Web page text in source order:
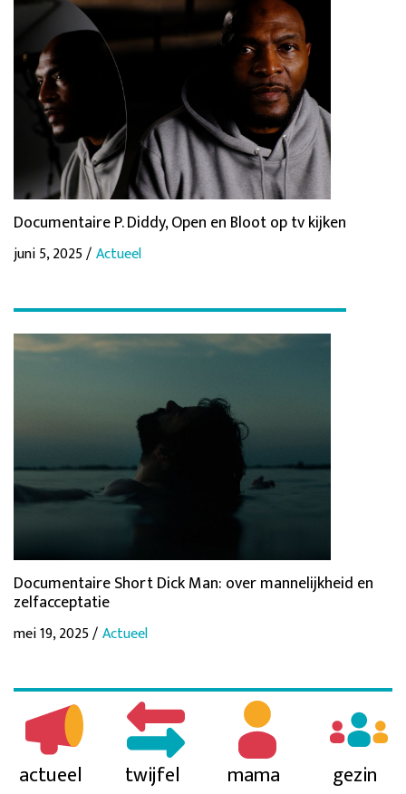
Documentaire P. Diddy, Open en Bloot op tv kijken
juni 5, 2025 /Actueel
Documentaire Short Dick Man: over mannelijkheid en
zelfacceptatie
mei 19, 2025 /Actueel
actueel twijfel mama gezin